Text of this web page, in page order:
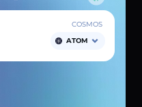
COSMOS
ATOM